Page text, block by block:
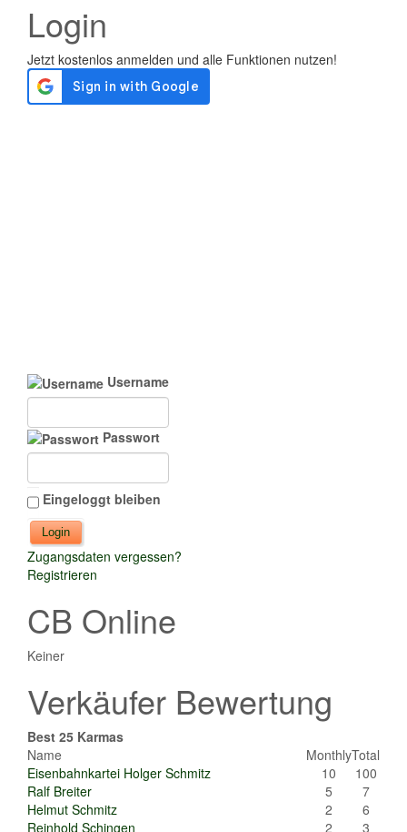
Login
Username
Passwort
Eingeloggt bleiben
Zugangsdaten vergessen?
Registrieren
CB Online
Keiner
Verkäufer Bewertung
Best 25 Karmas
Name
MonthlyTotal
Eisenbahnkartei Holger Schmitz
10
100
Ralf Breiter
5
7
Helmut Schmitz
2
6
Reinhold Schingen
2 3